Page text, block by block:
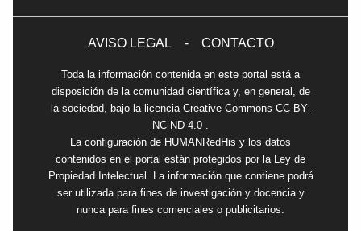
AVISO LEGAL - CONTACTO
Toda la información contenida en este portal está a
disposición de la comunidad científica y, en general, de
la sociedad, bajo la licencia Creative Commons CC BY-
NC-ND 4.0
La configuración de HUMANRedHis y los datos
contenidos en el portal están protegidos por la Ley de
Propiedad Intelectual. La información que contiene podrá
ser utilizada para fines de investigación y docencia y
nunca para fines comerciales o publicitarios.